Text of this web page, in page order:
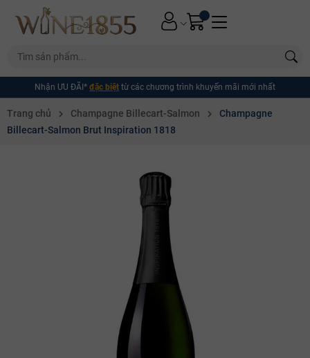
Nhận ƯU ĐÃI* đặc biệt từ các chương trình khuyến mãi mới nhất
Trang chủ Champagne Billecart-Salmon
Champagne
Billecart-Salmon Brut Inspiration 1818